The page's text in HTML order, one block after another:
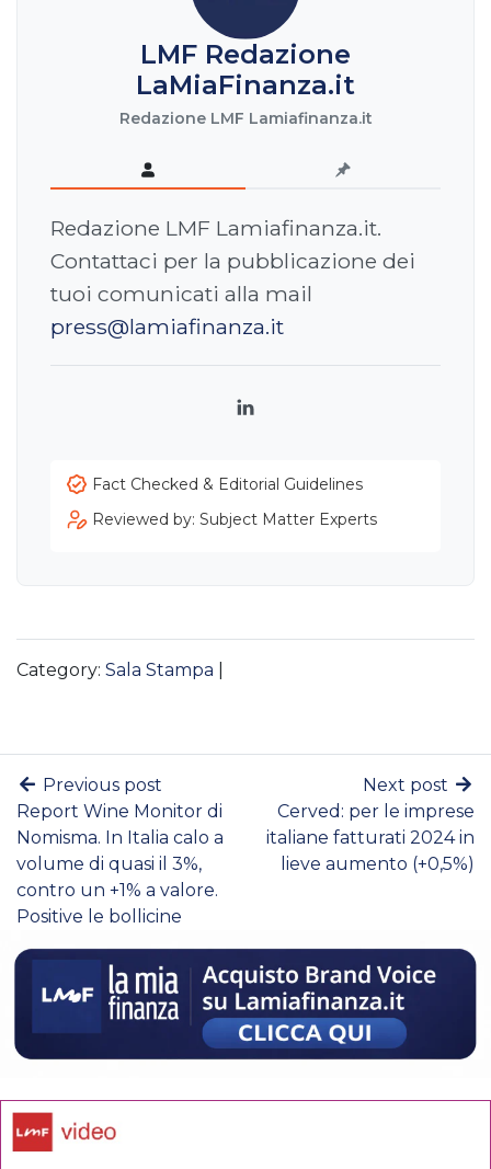
LMF Redazione
LaMiaFinanza.it
Redazione LMF Lamiafinanza.it
Redazione LMF Lamiafinanza.it.
Contattaci per la pubblicazione dei
tuoi comunicati alla mail
press@lamiafinanza.it
LinkedIn
Fact Checked & Editorial Guidelines
Reviewed by: Subject Matter Experts
Category: Sala Stampa
Previous post
Report Wine Monitor di
Nomisma. In Italia calo a
volume di quasi il 3%,
contro un +1% a valore.
Positive le bollicine
Next post
Cerved: per le imprese
italiane fatturati 2024 in
lieve aumento (+0,5%)